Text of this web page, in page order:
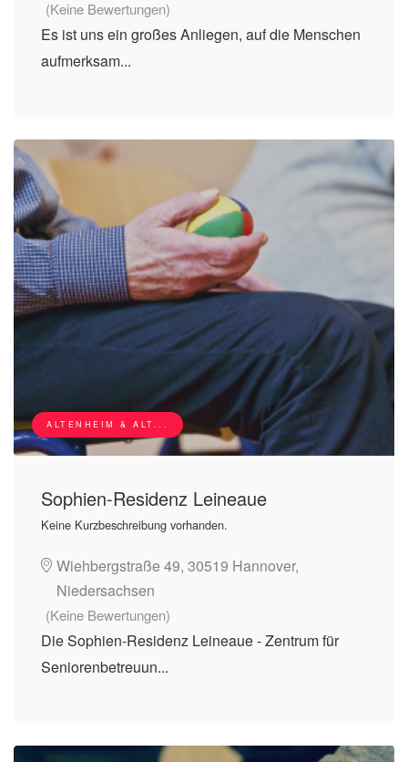
(Keine Bewertungen)
Es ist uns ein großes Anliegen, auf die Menschen
aufmerksam...
ALTENHEIM & ALT...
Sophien-Residenz Leineaue
Keine Kurzbeschreibung vorhanden.
Wiehbergstraße 49, 30519 Hannover,
Niedersachsen
(Keine Bewertungen)
Die Sophien-Residenz Leineaue - Zentrum für
Seniorenbetreuun...